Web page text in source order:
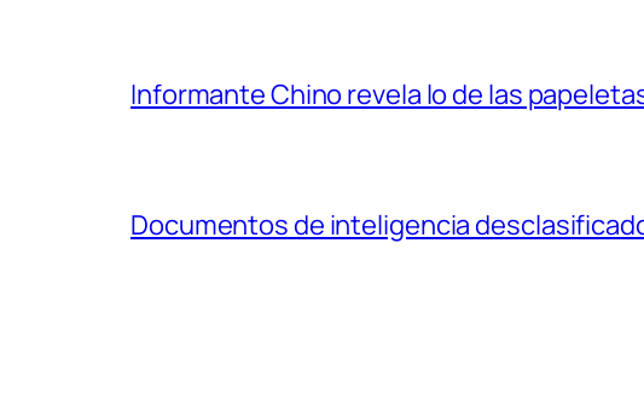
Informante Chino revela lo de las
Documentos de inteligencia